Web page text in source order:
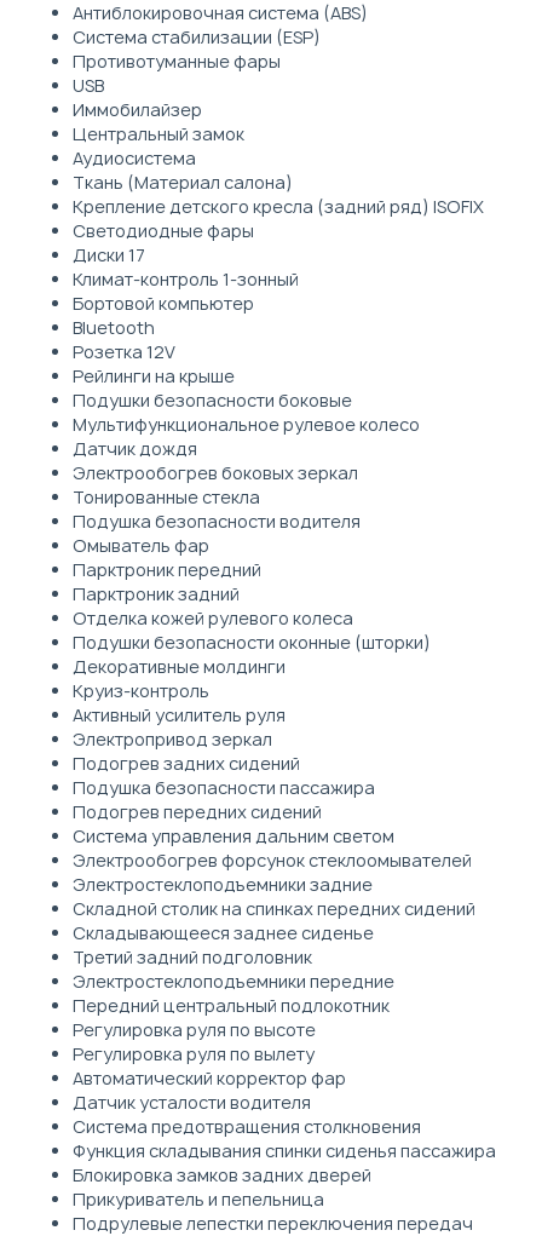
Антиблокировочная система (ABS)
Система стабилизации (ESP)
Противотуманные фары
USB
Иммобилайзер
Центральный замок
Аудиосистема
Ткань (Материал салона)
Крепление детского кресла (задний ряд) ISOFIX
Светодиодные фары
Диски 17
Климат-контроль 1-зонный
Бортовой компьютер
Bluetooth
Розетка 12V
Рейлинги на крыше
Подушки безопасности боковые
Мультифункциональное рулевое колесо
Датчик дождя
Электрообогрев боковых зеркал
Тонированные стекла
Подушка безопасности водителя
Омыватель фар
Парктроник передний
Парктроник задний
Отделка кожей рулевого колеса
Подушки безопасности оконные (шторки)
Декоративные молдинги
Круиз-контроль
Активный усилитель руля
Электропривод зеркал
Подогрев задних сидений
Подушка безопасности пассажира
Подогрев передних сидений
Система управления дальним светом
Электрообогрев форсунок стеклоомывателей
Электростеклоподъемники задние
Складной столик на спинках передних сидений
Складывающееся заднее сиденье
Третий задний подголовник
Электростеклоподъемники передние
Передний центральный подлокотник
Регулировка руля по высоте
Регулировка руля по вылету
Автоматический корректор фар
Датчик усталости водителя
Система предотвращения столкновения
Функция складывания спинки сиденья пассажира
Блокировка замков задних дверей
Прикуриватель и пепельница
Подрулевые лепестки переключения передач